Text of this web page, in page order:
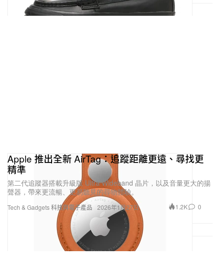
Tech & Gadgets 科技與電子產品
Apple 推出全新 AirTag：追蹤距離更遠、尋找更
精準
第二代追蹤器搭載升級版 Ultra Wideband 晶片，以及音量更大的揚
聲器，帶來更流暢、更易聽見的尋物體驗。
2026年1月27日 1.2K 0